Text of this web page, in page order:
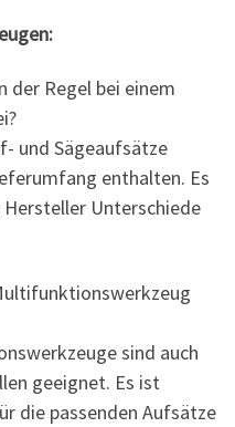
der Regel bei einem
und Sägeaufsätze
enthalten. Es
Unterschiede
sind auch
geeignet. Es ist
die passenden Aufsätze